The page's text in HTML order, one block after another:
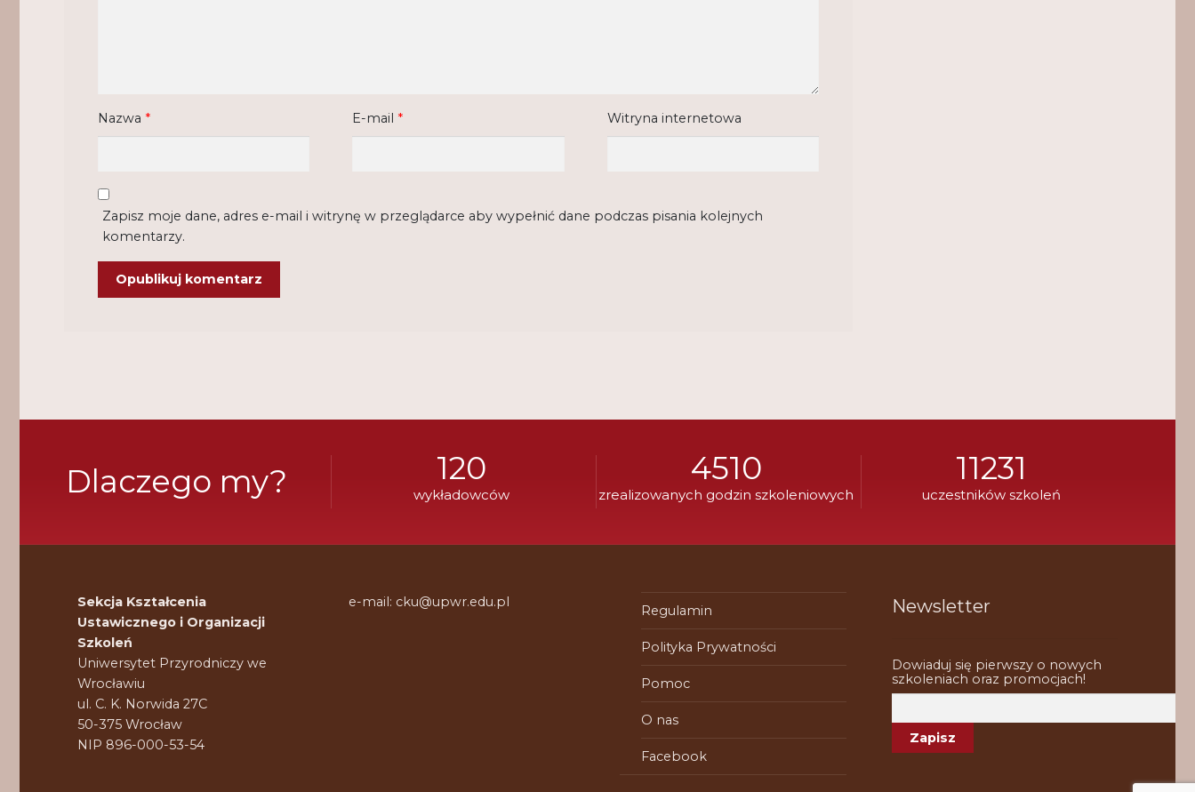
Nazwa * E-mail * Witryna internetowa
Zapisz moje dane, adres e-mail i witrynę w przeglądarce aby wypełnić dane podczas pisania kolejnych
komentarzy.
Dlaczego my? 120
wykładowców
4510
zrealizowanych godzin szkoleniowych
11231
uczestników szkoleń
Sekcja Kształcenia
Ustawicznego i Organizacji
Szkoleń
Uniwersytet Przyrodniczy we
Wrocławiu
ul. C. K. Norwida 27C
50-375 Wrocław
NIP 896-000-53-54
e-mail: cku@upwr.edu.pl
Regulamin
Polityka Prywatności
Pomoc
O nas
Facebook
Newsletter
Dowiaduj się pierwszy o nowych
szkoleniach oraz promocjach!